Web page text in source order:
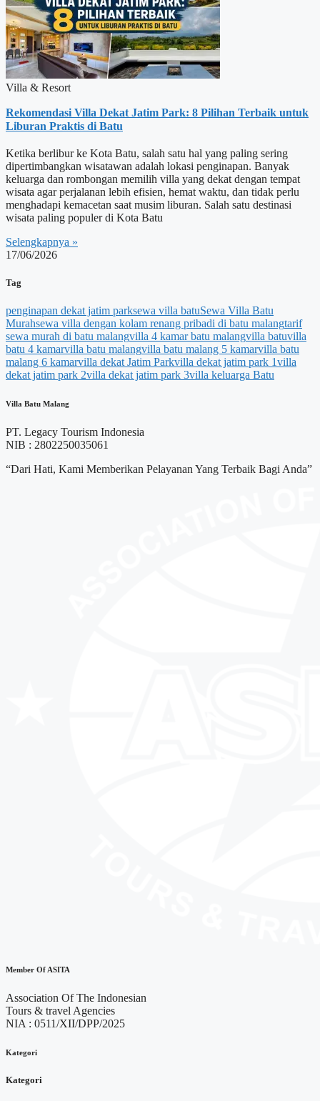
Villa & Resort
Rekomendasi Villa Dekat Jatim Park: 8 Pilihan Terbaik untuk
Liburan Praktis di Batu
Ketika berlibur ke Kota Batu, salah satu hal yang paling sering
dipertimbangkan wisatawan adalah lokasi penginapan. Banyak
keluarga dan rombongan memilih villa yang dekat dengan tempat
wisata agar perjalanan lebih efisien, hemat waktu, dan tidak perlu
menghadapi kemacetan saat musim liburan. Salah satu destinasi
wisata paling populer di Kota Batu
Selengkapnya »
17/06/2026
Tag
penginapan dekat jatim parksewa villa batuSewa Villa Batu
Murahsewa villa dengan kolam renang pribadi di batu malangtarif
sewa murah di batu malangvilla 4 kamar batu malangvilla batuvilla
batu 4 kamarvilla batu malangvilla batu malang 5 kamarvilla batu
malang 6 kamarvilla dekat Jatim Parkvilla dekat jatim park 1villa
dekat jatim park 2villa dekat jatim park 3villa keluarga Batu
Villa Batu Malang
PT. Legacy Tourism Indonesia
NIB : 2802250035061
“Dari Hati, Kami Memberikan Pelayanan Yang Terbaik Bagi Anda”
Member Of ASITA
Association Of The Indonesian
Tours & travel Agencies
NIA : 0511/XII/DPP/2025
Kategori
Kategori